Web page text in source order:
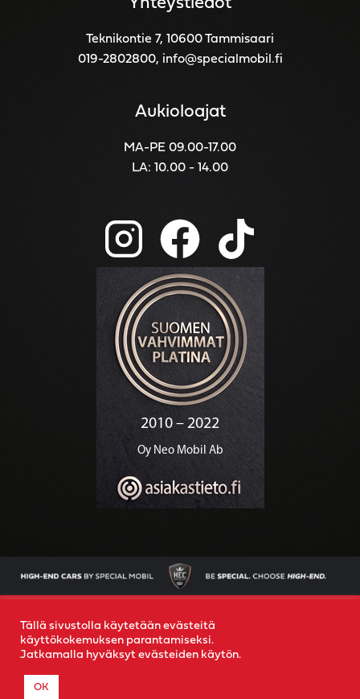
Teknikontie 7, 10600 Tammisaari
019-2802800, info@specialmobil.fi
Aukioloajat
MA-PE 09.00-17.00
LA: 10.00 - 14.00
AJONEUVOT OSTAMME AUTOSI
© 2022
Tällä sivustolla käytetään evästeitä
käyttökokemuksen parantamiseksi.
Jatkamalla hyväksyt evästeiden käytön.
OK